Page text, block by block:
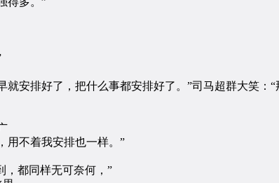
排好了，把什么事都安排好了。”司马超群大笑：
不着我安排也一样。”
都同样无可奈何，”